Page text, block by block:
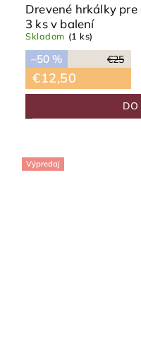
Drevené hrkálky
3 ks v balení
Skladom (1 ks)
€25
–50 %
€12,50
DO
Výpredaj